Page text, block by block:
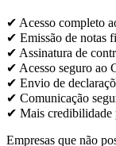
✔ Acesso completo
✔ Emissão de notas
✔ Assinatura de
✔ Acesso seguro ao
✔ Envio de
✔ Comunicação
✔ Mais credibilidade
Empresas que não